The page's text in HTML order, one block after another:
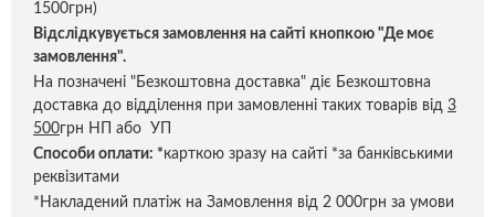
1500грн)
Відслідкувується замовлення на сайті кнопкою "Де моє
замовлення".
На позначені "Безкоштовна доставка" діє Безкоштовна
доставка до відділення при замовленні таких товарів від 3
500грн НП або УП
Способи оплати: *карткою зразу на сайті *за банківськими
реквізитами
*Накладений платіж на Замовлення від 2 000грн за умови